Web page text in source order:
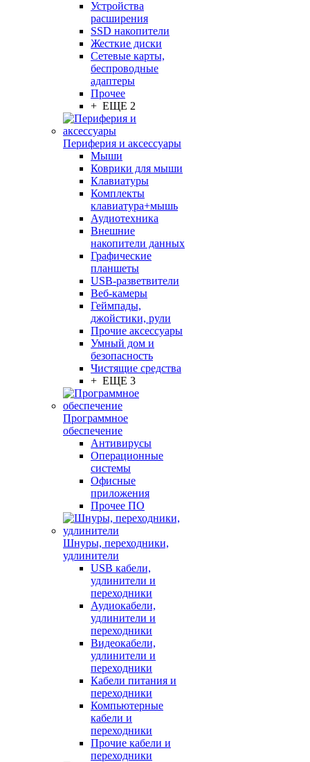
Устройства
расширения
SSD накопители
Жесткие диски
Сетевые карты,
беспроводные
адаптеры
Прочее
+ ЕЩЕ 2
Периферия и аксессуары
Мыши
Коврики для мыши
Клавиатуры
Комплекты
клавиатура+мышь
Аудиотехника
Внешние
накопители данных
Графические
планшеты
USB-разветвители
Веб-камеры
Геймпады,
джойстики, рули
Прочие аксессуары
Умный дом и
безопасность
Чистящие средства
+ ЕЩЕ 3
Программное
обеспечение
Антивирусы
Операционные
системы
Офисные
приложения
Прочее ПО
Шнуры, переходники,
удлинители
USB кабели,
удлинители и
переходники
Аудиокабели,
удлинители и
переходники
Видеокабели,
удлинители и
переходники
Кабели питания и
переходники
Компьютерные
кабели и
переходники
Прочие кабели и
переходники